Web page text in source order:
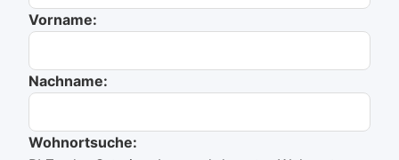
Vorname:
Nachname:
Wohnortsuche: